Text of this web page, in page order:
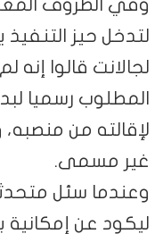
وفي الظروف
لتدخل حيز التنفيذ
لجالانت قالوا إنه
لإقالته من
غير مسمى.
وعندما سئل
ليكود عن إمكانية